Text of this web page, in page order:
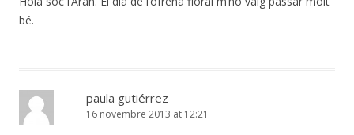
bé.
paula gutiérrez
16 novembre 2013 at 12:21